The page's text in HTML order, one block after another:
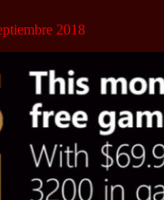
2018